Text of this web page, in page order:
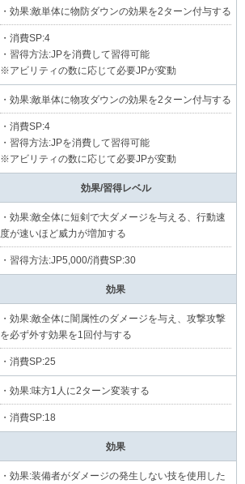
・効果:敵単体に物防ダウンの効果を2ターン付与する
・消費SP:4
・習得方法:JPを消費して習得可能
※アビリティの数に応じて必要JPが変動
・効果:敵単体に物攻ダウンの効果を2ターン付与する
・消費SP:4
・習得方法:JPを消費して習得可能
※アビリティの数に応じて必要JPが変動
効果/習得レベル
・効果:敵全体に短剣で大ダメージを与える、行動速
度が速いほど威力が増加する
・習得方法:JP5,000/消費SP:30
効果
・効果:敵全体に闇属性のダメージを与え、攻撃攻撃
を必ず外す効果を1回付与する
・消費SP:25
・効果:味方1人に2ターン変装する
・消費SP:18
効果
・効果:装備者がダメージの発生しない技を使用した